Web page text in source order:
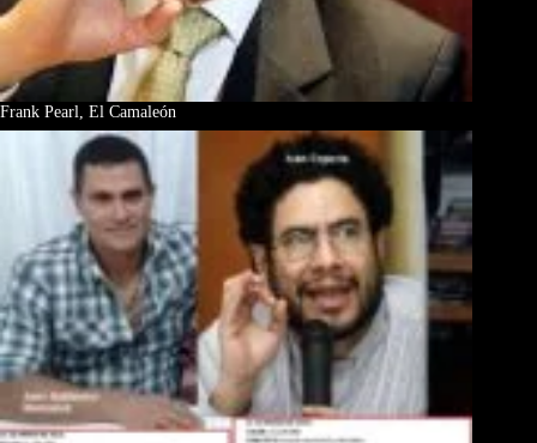
Frank Pearl, El Camaleón